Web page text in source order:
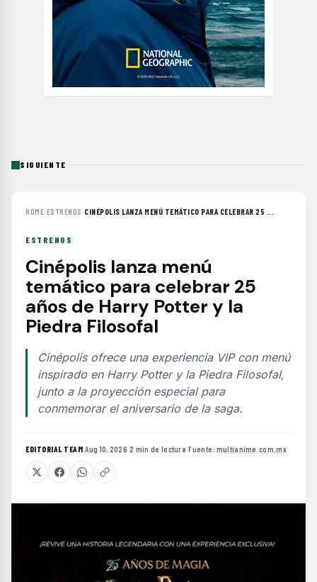
SIGUIENTE
HOME›ESTRENOS ›CINÉPOLIS LANZA MENÚ TEMÁTICO PARA CELEBRAR 25 ...
ESTRENOS
Cinépolis lanza menú
temático para celebrar 25
años de Harry Potter y la
Piedra Filosofal
Cinépolis ofrece una experiencia VIP con menú
inspirado en Harry Potter y la Piedra Filosofal,
junto a la proyección especial para
conmemorar el aniversario de la saga.
EDITORIAL TEAM·Aug 10, 2026·2 min de lectura·Fuente: multianime.com.mx